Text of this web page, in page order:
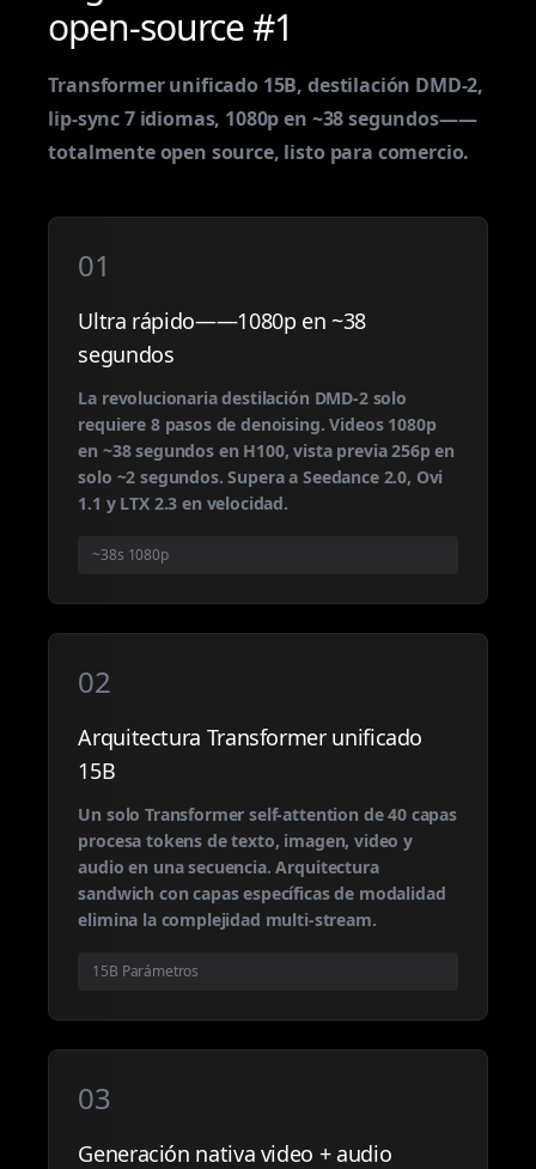
open-source #1
Transformer unificado 15B, destilación DMD-2,
lip-sync 7 idiomas, 1080p en ~38 segundos——
totalmente open source, listo para comercio.
01
Ultra rápido——1080p en ~38
segundos
La revolucionaria destilación DMD-2 solo
requiere 8 pasos de denoising. Videos 1080p
en ~38 segundos en H100, vista previa 256p en
solo ~2 segundos. Supera a Seedance 2.0, Ovi
1.1 y LTX 2.3 en velocidad.
~38s 1080p
02
Arquitectura Transformer unificado
15B
Un solo Transformer self-attention de 40 capas
procesa tokens de texto, imagen, video y
audio en una secuencia. Arquitectura
sandwich con capas específicas de modalidad
elimina la complejidad multi-stream.
15B Parámetros
03
Generación nativa video + audio